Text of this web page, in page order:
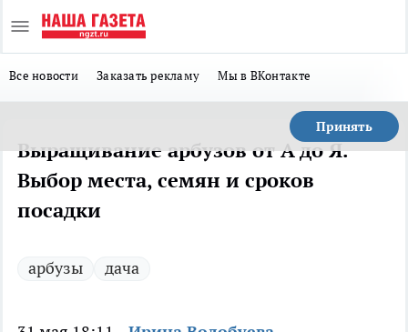
Все новости Заказать рекламу Мы в ВКонтакте
Принять
Выращивание арбузов от А до Я.
Выбор места, семян и сроков
посадки
арбузы дача